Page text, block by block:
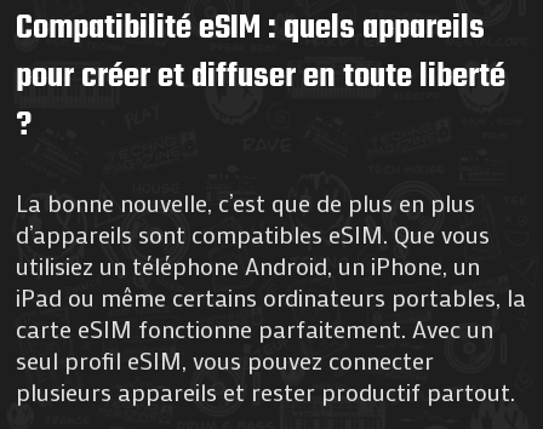
Compatibilité eSIM : quels appareils
pour créer et diffuser en toute liberté
?
La bonne nouvelle, c’est que de plus en plus
d’appareils sont compatibles eSIM. Que vous
utilisiez un téléphone Android, un iPhone, un
iPad ou même certains ordinateurs portables, la
carte eSIM fonctionne parfaitement. Avec un
seul profil eSIM, vous pouvez connecter
plusieurs appareils et rester productif partout.